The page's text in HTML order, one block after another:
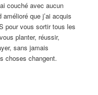
couché avec aucun
amélioré que j’ai acquis
pour vous sortir tous les
planter, réussir,
sans jamais
choses changent.